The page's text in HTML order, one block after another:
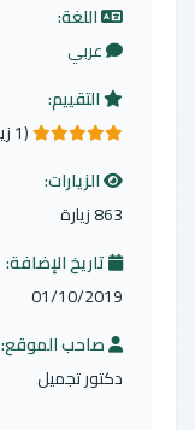
اللغة:
عربي
التقييم:
5.0 من 5 نجوم
(1 زيارة)
الزيارات:
863 زيارة
تاريخ الإضافة:
01/10/2019
صاحب الموقع:
دكتور تجميل